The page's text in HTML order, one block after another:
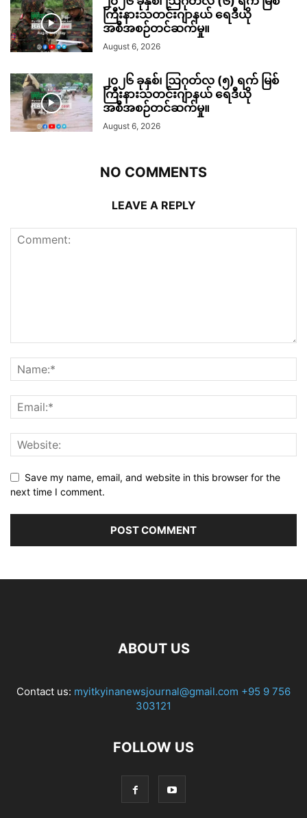
ကြီးနားသတင်းဂျာနယ် ရေဒီယို
အစီအစဉ်တင်ဆက်မှု။
August 6, 2026
၂၀၂၆ ခုနှစ်၊ ဩဂုတ်လ (၅) ရက် မြစ်
ကြီးနားသတင်းဂျာနယ် ရေဒီယို
အစီအစဉ်တင်ဆက်မှု။
August 6, 2026
NO COMMENTS
LEAVE A REPLY
Save my name, email, and website in this browser for the
next time I comment.
ABOUT US
Contact us: myitkyinanewsjournal@gmail.com +95 9 756
303121
FOLLOW US